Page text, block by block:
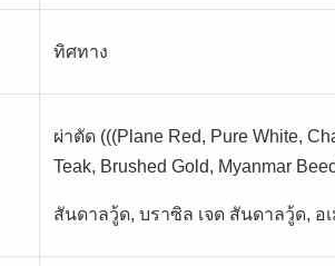
ทิศทาง
ผ่าตัด (((Plane Red, Pure White,
Teak, Brushed Gold, Myanmar
สันดาลวู้ด, บราซิล เจด สันดาลวู้ด, อ